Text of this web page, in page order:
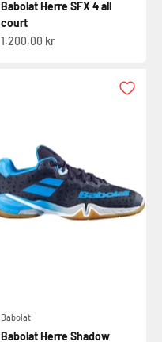
Babolat Herre SFX 4 all
court
Salgspris
1.200,00 kr
Babolat
Babolat Herre Shadow